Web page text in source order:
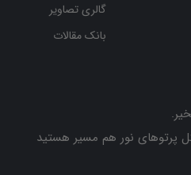
گالری تصاویر
بانک مقالات
پرتوهای نور هم مسیر هستید